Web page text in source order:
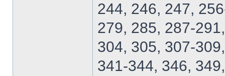
244, 246, 247,
279, 285, 287-
304, 305, 307-
341-344, 346,